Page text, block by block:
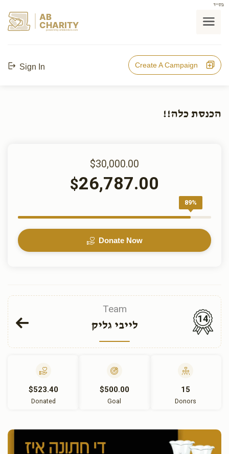
בס"ד
AB
CHARITY
powerd by ahblicklive.com
Sign In Create A Campaign
הכנסת כלה!!
$30,000.00
$26,787.00
89%
Donate Now
Team
לייבי גליק
14
$523.40
Donated
$500.00
Goal
15
Donors